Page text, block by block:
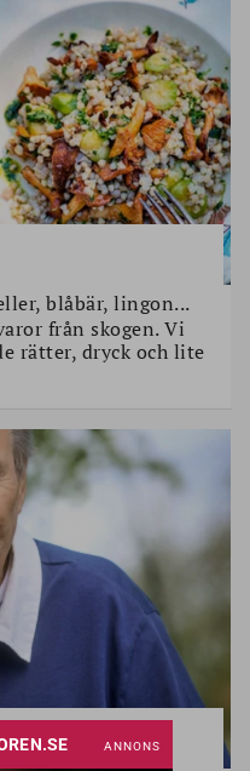
blåbär, lingon...
från skogen. Vi
rätter, dryck och lite